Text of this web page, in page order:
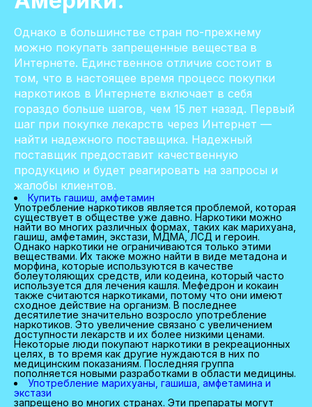
Однако в большинстве стран по-прежнему
можно покупать запрещенные вещества в
Интернете. Единственное отличие состоит в
том, что в настоящее время процесс покупки
наркотиков в Интернете включает в себя
гораздо больше шагов, чем 15 лет назад. Первый
шаг при покупке лекарств через Интернет —
найти надежного поставщика. Надежный
поставщик предоставит качественную
продукцию и будет реагировать на запросы и
жалобы клиентов.
Купить гашиш, амфетамин
Употребление наркотиков является проблемой, которая
существует в обществе уже давно. Наркотики можно
найти во многих различных формах, таких как марихуана,
гашиш, амфетамин, экстази, МДМА, ЛСД и героин.
Однако наркотики не ограничиваются только этими
веществами. Их также можно найти в виде метадона и
морфина, которые используются в качестве
болеутоляющих средств, или кодеина, который часто
используется для лечения кашля. Мефедрон и кокаин
также считаются наркотиками, потому что они имеют
сходное действие на организм. В последнее
десятилетие значительно возросло употребление
наркотиков. Это увеличение связано с увеличением
доступности лекарств и их более низкими ценами.
Некоторые люди покупают наркотики в рекреационных
целях, в то время как другие нуждаются в них по
медицинским показаниям. Последняя группа
пополняется новыми разработками в области медицины.
Употребление марихуаны, гашиша, амфетамина и
экстази
запрещено во многих странах. Эти препараты могут